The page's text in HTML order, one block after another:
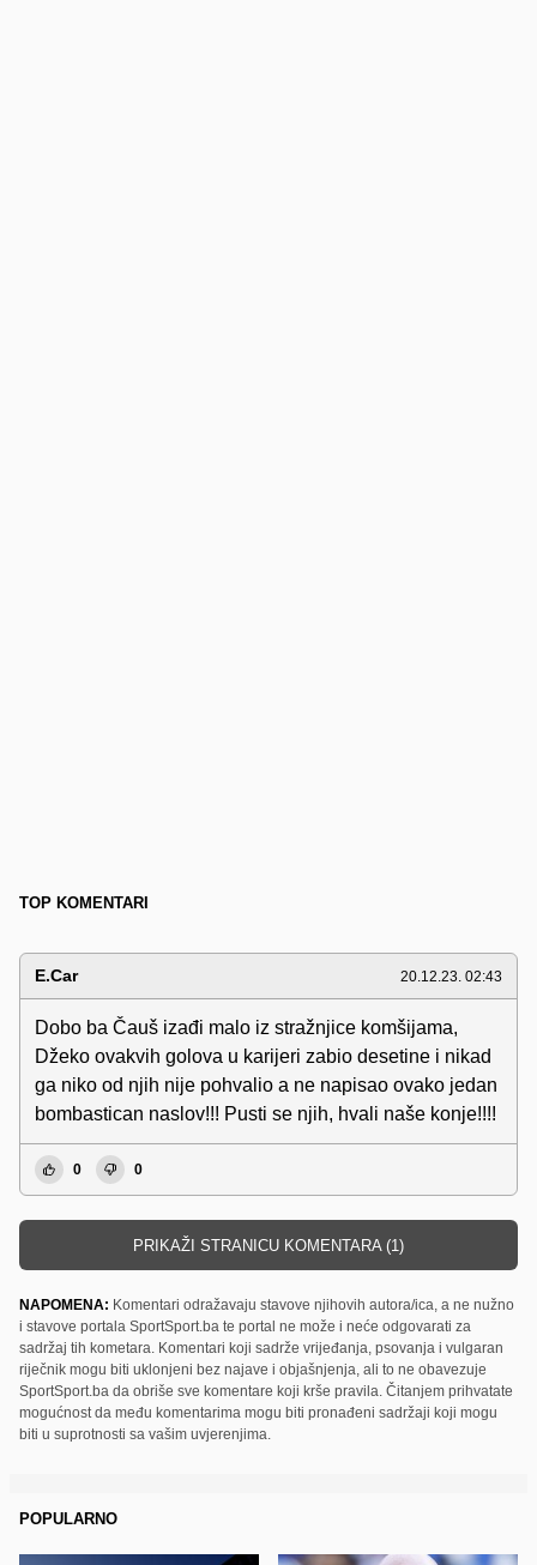
TOP KOMENTARI
E.Car 20.12.23. 02:43
Dobo ba Čauš izađi malo iz stražnjice komšijama,
Džeko ovakvih golova u karijeri zabio desetine i nikad
ga niko od njih nije pohvalio a ne napisao ovako jedan
bombastican naslov!!! Pusti se njih, hvali naše konje!!!!
0 0
PRIKAŽI STRANICU KOMENTARA (1)
NAPOMENA: Komentari odražavaju stavove njihovih autora/ica, a ne nužno
i stavove portala SportSport.ba te portal ne može i neće odgovarati za
sadržaj tih kometara. Komentari koji sadrže vrijeđanja, psovanja i vulgaran
riječnik mogu biti uklonjeni bez najave i objašnjenja, ali to ne obavezuje
SportSport.ba da obriše sve komentare koji krše pravila. Čitanjem prihvatate
mogućnost da među komentarima mogu biti pronađeni sadržaji koji mogu
biti u suprotnosti sa vašim uvjerenjima.
POPULARNO